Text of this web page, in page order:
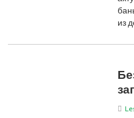
из